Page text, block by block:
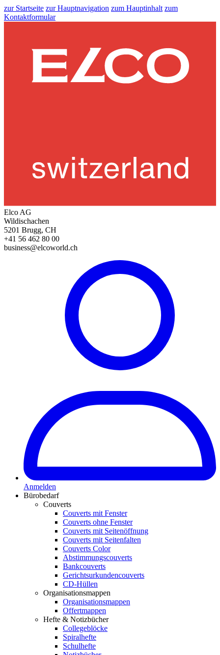
zur Startseite zur Hauptnavigation zum Hauptinhalt zum
Kontaktformular
Elco AG
Wildischachen
5201 Brugg, CH
+41 56 462 80 00
business@elcoworld.ch
Anmelden
Bürobedarf
Couverts
Couverts mit Fenster
Couverts ohne Fenster
Couverts mit Seitenöffnung
Couverts mit Seitenfalten
Couverts Color
Abstimmungscouverts
Bankcouverts
Gerichtsurkundencouverts
CD-Hüllen
Organisationsmappen
Organisationsmappen
Offertmappen
Hefte & Notizbücher
Collegeblöcke
Spiralhefte
Schulhefte